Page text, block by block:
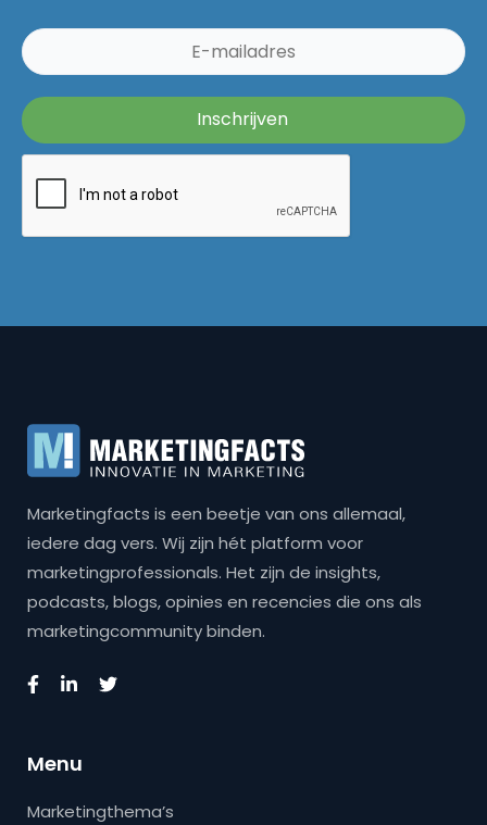
Marketingfacts is een beetje van ons allemaal,
iedere dag vers. Wij zijn hét platform voor
marketingprofessionals. Het zijn de insights,
podcasts, blogs, opinies en recencies die ons als
marketingcommunity binden.
Menu
Marketingthema’s